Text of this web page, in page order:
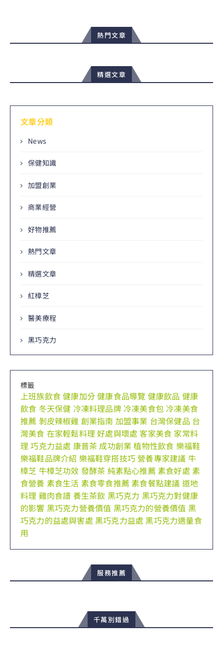
熱門文章
精選文章
文章分類
News
保健知識
加盟創業
商業經營
好物推薦
熱門文章
精選文章
紅樟芝
醫美療程
黑巧克力
標籤
上班族飲食健康加分健康食品導覽 健康飲品 健康
飲食 冬天保健 冷凍料理品牌 冷凍美食包 冷凍美食
推薦 剝皮辣椒雞 創業指南 加盟事業 台灣保健品 台
灣美食 在家輕鬆料理好處與壞處 客家美食 家常料
理巧克力益處 康普茶 成功創業 植物性飲食 樂福鞋
樂福鞋品牌介紹 樂福鞋穿搭技巧 營養專家建議 牛
樟芝 牛樟芝功效 發酵茶 純素點心推薦 素食好處 素
食營養 素食生活 素食零食推薦 素食餐點建議 道地
料理 雞肉食譜 養生茶飲 黑巧克力 黑巧克力對健康
的影響 黑巧克力營養價值 黑巧克力的營養價值 黑
巧克力的益處與害處 黑巧克力益處 黑巧克力適量食
用
服務推薦
千萬別錯過